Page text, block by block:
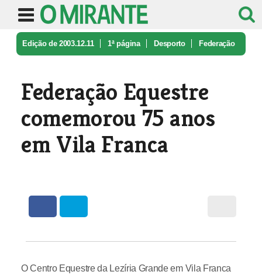
Edição de 2003.12.11 1ª página Desporto Federação
Federação Equestre
comemorou 75 anos
em Vila Franca
O Centro Equestre da Lezíria Grande em Vila Franca